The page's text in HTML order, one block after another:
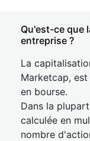
Qu'est-ce que
entreprise ?
La
Marketcap,
en bourse.
Dans la
calculée en
nombre